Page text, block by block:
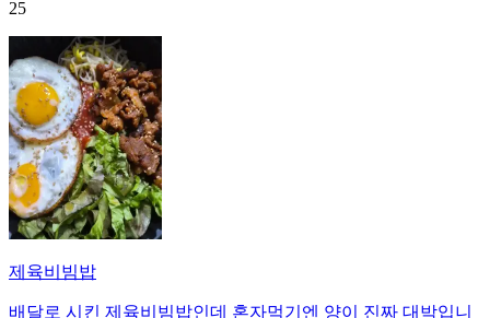
25
제육비빔밥
배달로 시킨 제육비빔밥인데 혼자먹기엔 양이 진짜 대박입니